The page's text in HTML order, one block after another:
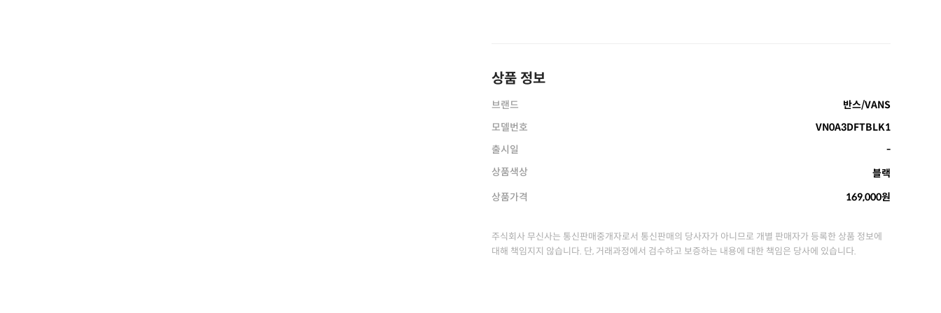
상품 정보
브랜드
반스/VANS
모델번호
VN0A3DFTBLK1
출시일
-
상품색상
블랙
상품가격
169,000원
주식회사 무신사는 통신판매중개자로서 통신판매의 당사자가 아니므로 개별 판매자가 등록한 상품 정보에
대해 책임지지 않습니다. 단, 거래과정에서 검수하고 보증하는 내용에 대한 책임은 당사에 있습니다.